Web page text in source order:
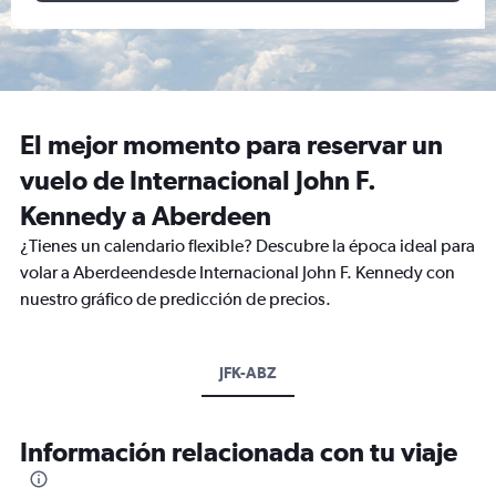
El mejor momento para reservar un
vuelo de Internacional John F.
Kennedy a Aberdeen
¿Tienes un calendario flexible? Descubre la época ideal para
volar a Aberdeendesde Internacional John F. Kennedy con
nuestro gráfico de predicción de precios.
JFK-ABZ
Información relacionada con tu viaje